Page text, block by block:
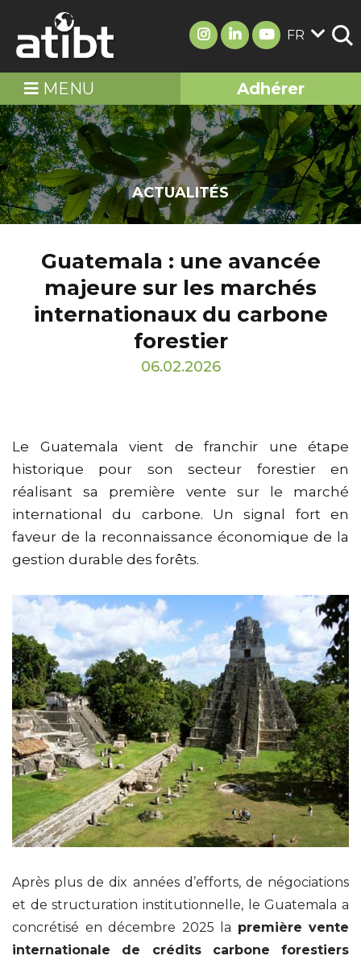
FR
MENU Adhérer
ACTUALITÉS
Guatemala : une avancée
majeure sur les marchés
internationaux du carbone
forestier
06.02.2026
Le Guatemala vient de franchir une étape
historique pour son secteur forestier en
réalisant sa première vente sur le marché
international du carbone. Un signal fort en
faveur de la reconnaissance économique de la
gestion durable des forêts.
Après plus de dix années d’efforts, de négociations
et de structuration institutionnelle, le Guatemala a
concrétisé en décembre 2025 la première vente
internationale de crédits carbone forestiers